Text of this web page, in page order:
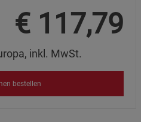
€ 117,79
inkl. MwSt.
bestellen